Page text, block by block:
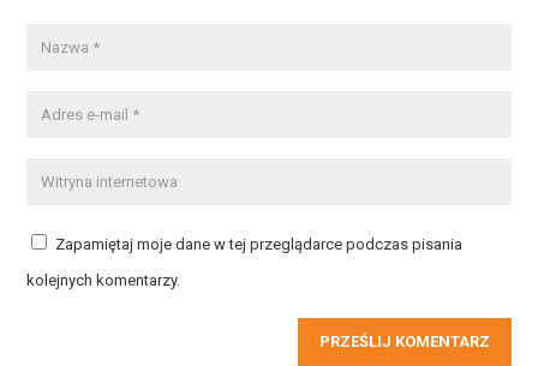
Zapamiętaj moje dane w tej przeglądarce podczas pisania
kolejnych komentarzy.
PRZEŚLIJ KOMENTARZ